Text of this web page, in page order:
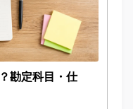
勘定科目・仕